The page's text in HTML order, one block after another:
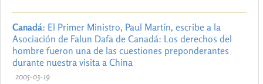
Canadá: El Primer Ministro, Paul Martín, escribe a la
Asociación de Falun Dafa de Canadá: Los derechos del
hombre fueron una de las cuestiones preponderantes
durante nuestra visita a China
2005-03-19